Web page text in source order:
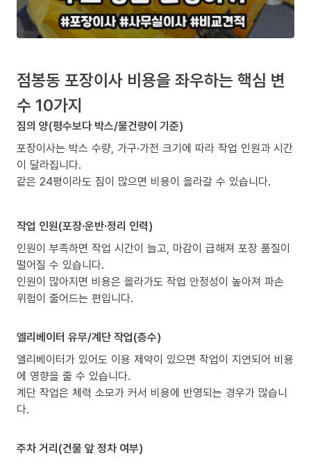
점봉동 포장이사 비용을 좌우하는 핵심 변
수 10가지
짐의 양(평수보다 박스/물건량이 기준)
포장이사는 박스 수량, 가구·가전 크기에 따라 작업 인원과 시간
이 달라집니다.
같은 24평이라도 짐이 많으면 비용이 올라갈 수 있습니다.
작업 인원(포장·운반·정리 인력)
인원이 부족하면 작업 시간이 늘고, 마감이 급해져 포장 품질이
떨어질 수 있습니다.
인원이 많아지면 비용은 올라가도 작업 안정성이 높아져 파손
위험이 줄어드는 편입니다.
엘리베이터 유무/계단 작업(층수)
엘리베이터가 있어도 이용 제약이 있으면 작업이 지연되어 비용
에 영향을 줄 수 있습니다.
계단 작업은 체력 소모가 커서 비용에 반영되는 경우가 많습니
다.
주차 거리(건물 앞 정차 여부)